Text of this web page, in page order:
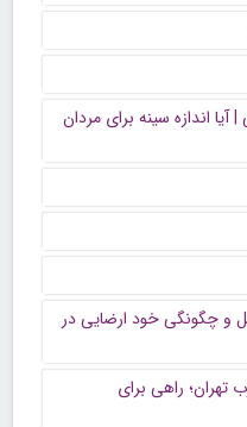
اندازه سینه برای مردان
و چگونگی خود ارضایی در
تهران؛ راهی برای